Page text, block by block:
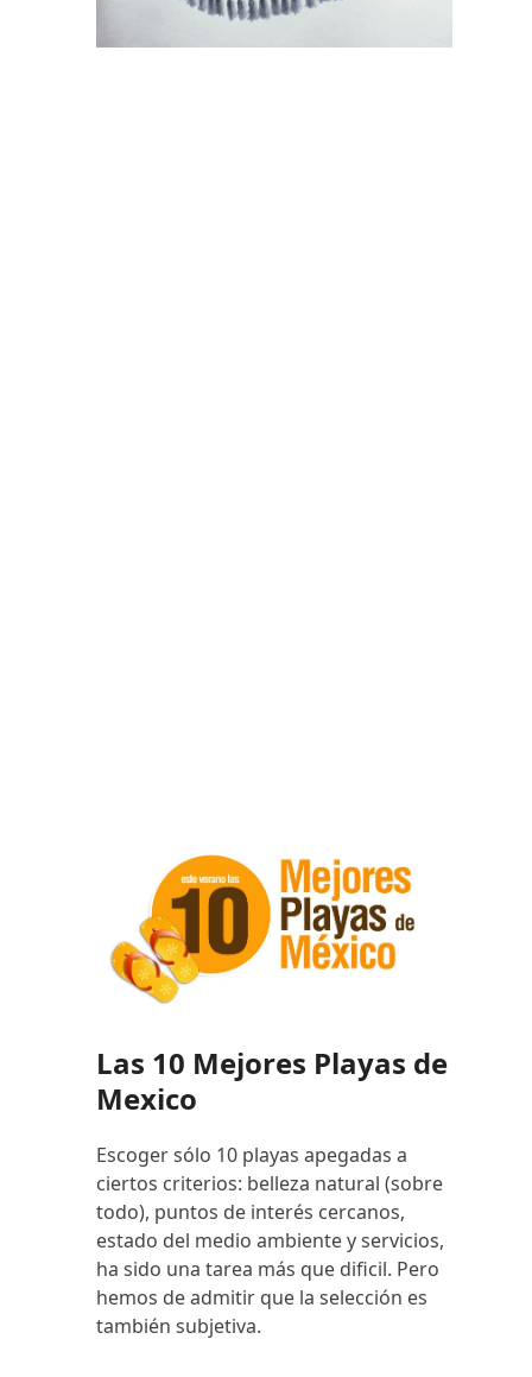
Las 10 Mejores Playas de
Mexico
Escoger sólo 10 playas apegadas a
ciertos criterios: belleza natural (sobre
todo), puntos de interés cercanos,
estado del medio ambiente y servicios,
ha sido una tarea más que dificil. Pero
hemos de admitir que la selección es
también subjetiva.